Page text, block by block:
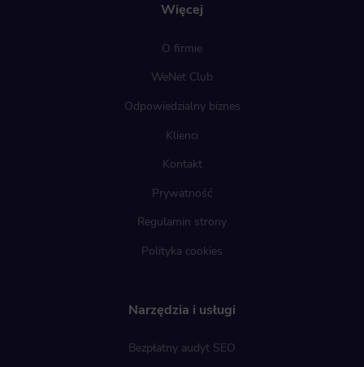
Więcej
O firmie
WeNet Club
Odpowiedzialny biznes
Klienci
Kontakt
Prywatność
Regulamin strony
Polityka cookies
Narzędzia i usługi
Bezpłatny audyt SEO